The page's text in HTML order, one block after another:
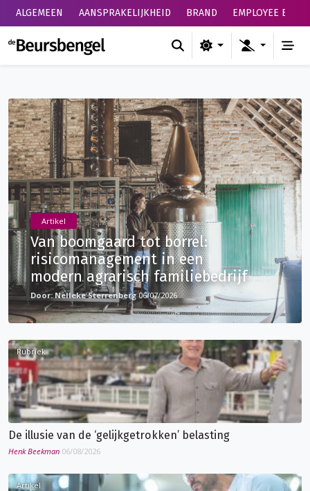
ALGEMEEN AANSPRAKELIJKHEID BRAND EMPLOYEE
de Beursbengel
Artikel
Van boomgaard tot borrel:
risicomanagement in een
modern agrarisch familiebedrijf
Nelleke Sterrenberg 06/07/2026
Rubriek
De illusie van de ‘gelijkgetrokken’ belasting
Henk Beekman 06/08/2026
Artikel